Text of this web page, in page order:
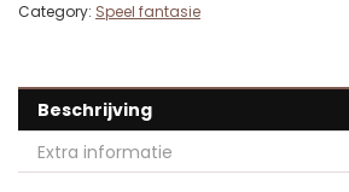
Category: Speel fantasie
Beschrijving
Extra informatie